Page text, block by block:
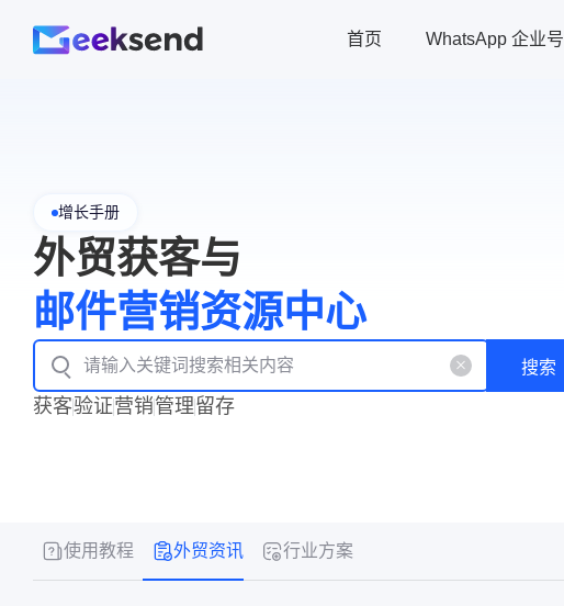
首页 WhatsApp 企业号
增长手册
外贸获客与
邮件营销资源中心
搜索
获客验证营销管理留存
使用教程 外贸资讯 行业方案